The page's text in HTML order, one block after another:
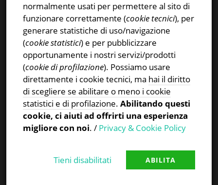
CERCA NEL SITO
Ricerca
Proudly powered by WordPress
normalmente usati per permettere al sito di
funzionare correttamente (cookie tecnici), per
generare statistiche di uso/navigazione
(cookie statistici) e per pubblicizzare
opportunamente i nostri servizi/prodotti
(cookie di profilazione). Possiamo usare
direttamente i cookie tecnici, ma hai il diritto
di scegliere se abilitare o meno i cookie
statistici e di profilazione.Abilitando questi
cookie, ci aiuti ad offrirti una esperienza
migliore con noi. / Privacy & Cookie Policy
ABILITA
Tieni disabilitati